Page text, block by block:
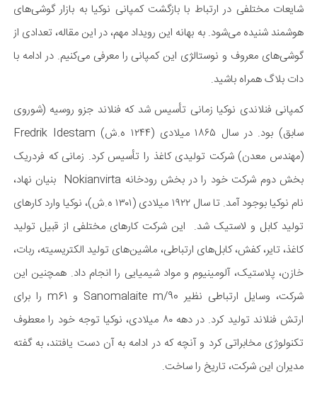
شایعات مختلفی در ارتباط با بازگشت کمپانی نوکیا به بازار گوشی‌های
هوشمند شنیده می‌شود. به بهانه این رویداد مهم، در این مقاله، تعدادی از
گوشی‌های معروف و نوستالژی این کمپانی را معرفی می‌کنیم. در ادامه با
دات بلاگ همراه باشید.
کمپانی فنلاندی نوکیا زمانی تأسیس شد که فنلاند جزو روسیه (شوروی
سابق) بود. در سال ۱۸۶۵ میلادی (۱۲۴۴ ه.ش) Fredrik Idestam
(مهندس معدن) شرکت تولیدی کاغذ را تأسیس کرد. زمانی که فردریک
بخش دوم شرکت خود را در بخش رودخانه Nokianvirta بنیان نهاد،
نام نوکیا بوجود آمد. تا سال ۱۹۲۲ میلادی (۱۳۰۱ ه.ش)، نوکیا وارد کار‌های
تولید کابل و لاستیک شد. این شرکت کار‌های مختلفی از قبیل تولید
کاغذ، تایر، کفش، کابل‌های ارتباطی، ماشین‌های تولید الکتریسیته، ربات،
خازن، پلاستیک، آلومینیوم و مواد شیمیایی را انجام داد. همچنین این
شرکت، وسایل ارتباطی نظیر Sanomalaite m/90 و m61 را برای
ارتش فنلاند تولید کرد. در دهه ۸۰ میلادی، نوکیا توجه خود را معطوف
تکنولوژی مخابراتی کرد و آنچه که در ادامه به آن دست یافتند، به گفته
مدیران این شرکت، تاریخ را ساخت.